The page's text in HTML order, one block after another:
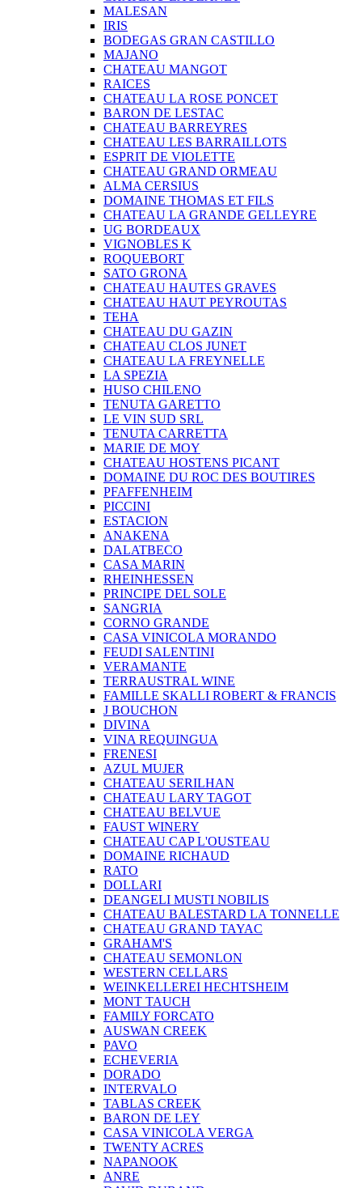
MALESAN
IRIS
BODEGAS GRAN CASTILLO
MAJANO
CHATEAU MANGOT
RAICES
CHATEAU LA ROSE PONCET
BARON DE LESTAC
CHATEAU BARREYRES
CHATEAU LES BARRAILLOTS
ESPRIT DE VIOLETTE
CHATEAU GRAND ORMEAU
ALMA CERSIUS
DOMAINE THOMAS ET FILS
CHATEAU LA GRANDE GELLEYRE
UG BORDEAUX
VIGNOBLES K
ROQUEBORT
SATO GRONA
CHATEAU HAUTES GRAVES
CHATEAU HAUT PEYROUTAS
TEHA
CHATEAU DU GAZIN
CHATEAU CLOS JUNET
CHATEAU LA FREYNELLE
LA SPEZIA
HUSO CHILENO
TENUTA GARETTO
LE VIN SUD SRL
TENUTA CARRETTA
MARIE DE MOY
CHATEAU HOSTENS PICANT
DOMAINE DU ROC DES BOUTIRES
PFAFFENHEIM
PICCINI
ESTACION
ANAKENA
DALATBECO
CASA MARIN
RHEINHESSEN
PRINCIPE DEL SOLE
SANGRIA
CORNO GRANDE
CASA VINICOLA MORANDO
FEUDI SALENTINI
VERAMANTE
TERRAUSTRAL WINE
FAMILLE SKALLI ROBERT & FRANCIS
J BOUCHON
DIVINA
VINA REQUINGUA
FRENESI
AZUL MUJER
CHATEAU SERILHAN
CHATEAU LARY TAGOT
CHATEAU BELVUE
FAUST WINERY
CHATEAU CAP L'OUSTEAU
DOMAINE RICHAUD
RATO
DOLLARI
DEANGELI MUSTI NOBILIS
CHATEAU BALESTARD LA TONNELLE
CHATEAU GRAND TAYAC
GRAHAM'S
CHATEAU SEMONLON
WESTERN CELLARS
WEINKELLEREI HECHTSHEIM
MONT TAUCH
FAMILY FORCATO
AUSWAN CREEK
PAVO
ECHEVERIA
DORADO
INTERVALO
TABLAS CREEK
BARON DE LEY
CASA VINICOLA VERGA
TWENTY ACRES
NAPANOOK
ANRE